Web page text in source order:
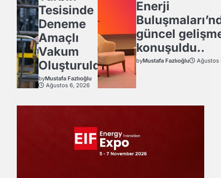
Tesisinde
Deneme
Amaçlı
Vakum
Oluşturuldu.
byMustafa Fazlıoğlu
Ağustos 6, 2026
Enerji
güncel
konuşuldu..
byMustafa Fazlıoğlu Ağustos